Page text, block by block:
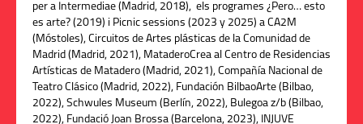
per a Intermediae (Madrid, 2018), els programes ¿Pero… esto
es arte? (2019) i Picnic sessions (2023 y 2025) a CA2M
(Móstoles), Circuitos de Artes plásticas de la Comunidad de
Madrid (Madrid, 2021), MataderoCrea al Centro de Residencias
Artísticas de Matadero (Madrid, 2021), Compañía Nacional de
Teatro Clásico (Madrid, 2022), Fundación BilbaoArte (Bilbao,
2022), Schwules Museum (Berlín, 2022), Bulegoa z/b (Bilbao,
2022), Fundació Joan Brossa (Barcelona, 2023), INJUVE